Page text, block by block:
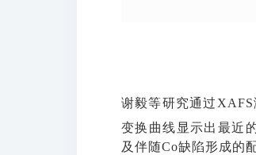
谢毅等研究通过 XAFS
变换曲线显示出最近
及伴随Co缺陷形成的